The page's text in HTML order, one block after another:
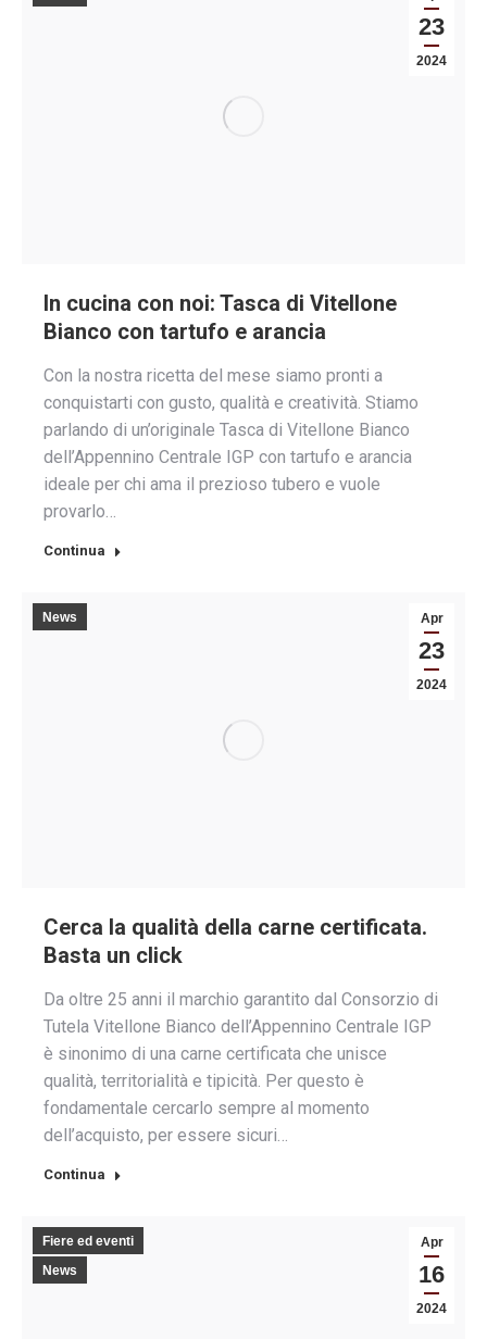
23
2024
In cucina con noi: Tasca di Vitellone
Bianco con tartufo e arancia
Con la nostra ricetta del mese siamo pronti a
conquistarti con gusto, qualità e creatività. Stiamo
parlando di un’originale Tasca di Vitellone Bianco
dell’Appennino Centrale IGP con tartufo e arancia
ideale per chi ama il prezioso tubero e vuole
provarlo…
Continua
Apr
23
2024
News
Cerca la qualità della carne certificata.
Basta un click
Da oltre 25 anni il marchio garantito dal Consorzio di
Tutela Vitellone Bianco dell’Appennino Centrale IGP
è sinonimo di una carne certificata che unisce
qualità, territorialità e tipicità. Per questo è
fondamentale cercarlo sempre al momento
dell’acquisto, per essere sicuri…
Continua
Apr
16
2024
Fiere ed eventi
News